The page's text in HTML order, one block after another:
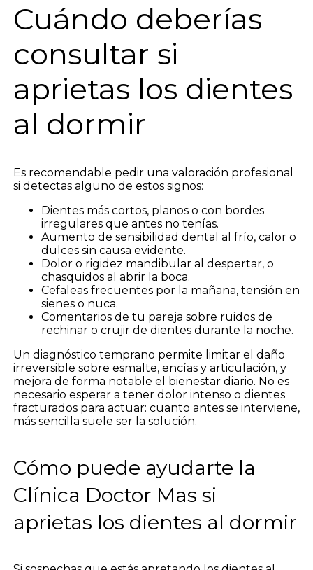
Cuándo deberías
consultar si
aprietas los dientes
al dormir
Es recomendable pedir una valoración profesional
si detectas alguno de estos signos:
Dientes más cortos, planos o con bordes
irregulares que antes no tenías.
Aumento de sensibilidad dental al frío, calor o
dulces sin causa evidente.
Dolor o rigidez mandibular al despertar, o
chasquidos al abrir la boca.
Cefaleas frecuentes por la mañana, tensión en
sienes o nuca.
Comentarios de tu pareja sobre ruidos de
rechinar o crujir de dientes durante la noche.
Un diagnóstico temprano permite limitar el daño
irreversible sobre esmalte, encías y articulación, y
mejora de forma notable el bienestar diario. No es
necesario esperar a tener dolor intenso o dientes
fracturados para actuar: cuanto antes se interviene,
más sencilla suele ser la solución.
Cómo puede ayudarte la
Clínica Doctor Mas si
aprietas los dientes al dormir